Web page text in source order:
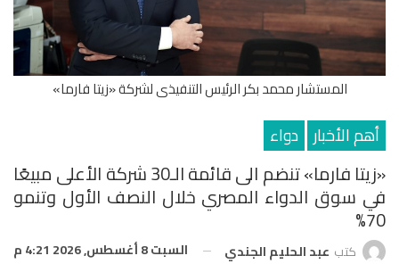
المستشار محمد بكر الرئيس التنفيذى لشركة «زيتا فارما»
أهم الأخبار دواء
«زيتا فارما» تنضم الى قائمة الـ30 شركة الأعلى مبيعًا
في سوق الدواء المصري خلال النصف الأول وتنمو
70%
كتب عبد الحليم الجندي السبت 8 أغسطس, 2026 4:21 م